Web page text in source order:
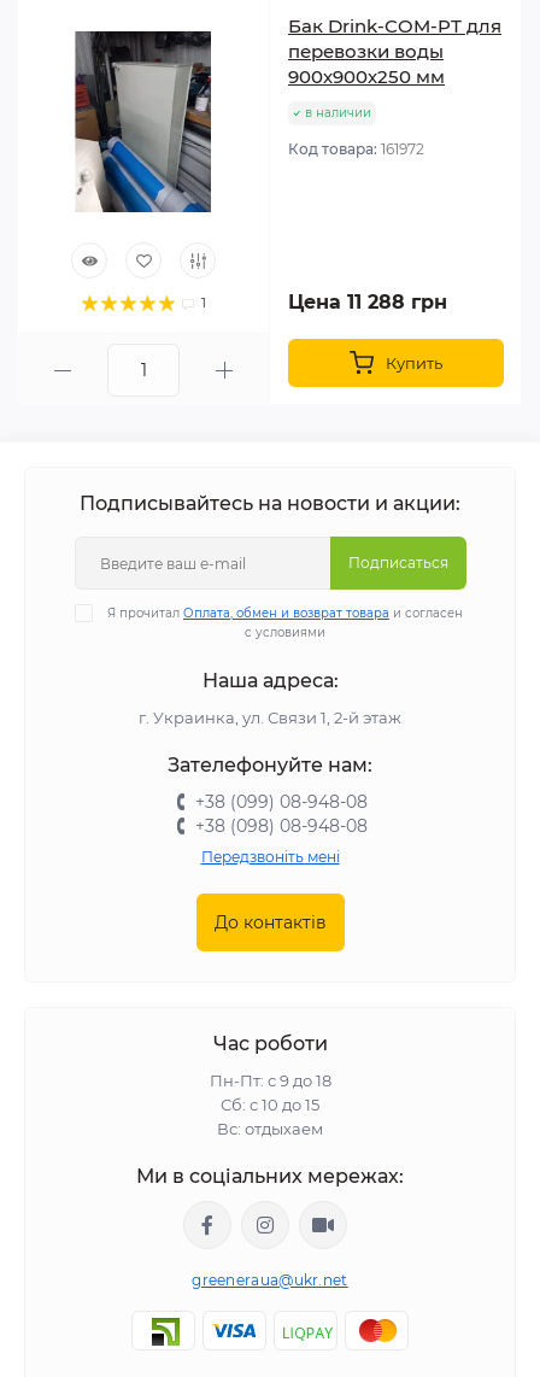
1
Бак Drink-COM-PТ для
перевозки воды
900х900х250 мм
в наличии
Код товара: 161972
Цена 11 288 грн
Купить
Подписывайтесь на новости и акции:
Подписаться
Я прочитал Оплата, обмен и возврат товара и согласен
с условиями
Наша адреса:
г. Украинка, ул. Связи 1, 2-й этаж
Зателефонуйте нам:
+38 (099) 08-948-08
+38 (098) 08-948-08
Передзвоніть мені
До контактів
Час роботи
Пн-Пт: с 9 до 18
Сб: с 10 до 15
Вс: отдыхаем
Ми в соціальних мережах:
greeneraua@ukr.net